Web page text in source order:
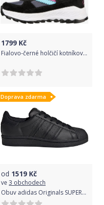
1799 Kč
Fialovo-černé holčičí kotníkové tenisky Skechers - 28
Doprava zdarma
od 1519 Kč
ve 3 obchodech
Obuv adidas Originals SUPERSTAR J fu7713 Velikost 38,7 EU